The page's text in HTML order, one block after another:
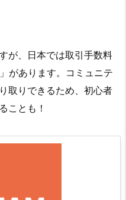
が、日本では取引手数料
があります。コミュニテ
取りできるため、初心者
ことも！